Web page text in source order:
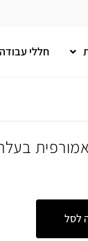
חללי עבודה
בעלת
לסל